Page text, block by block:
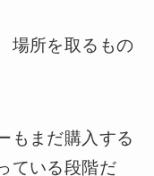
場所を取るもの
もまだ購入する
ている段階だ